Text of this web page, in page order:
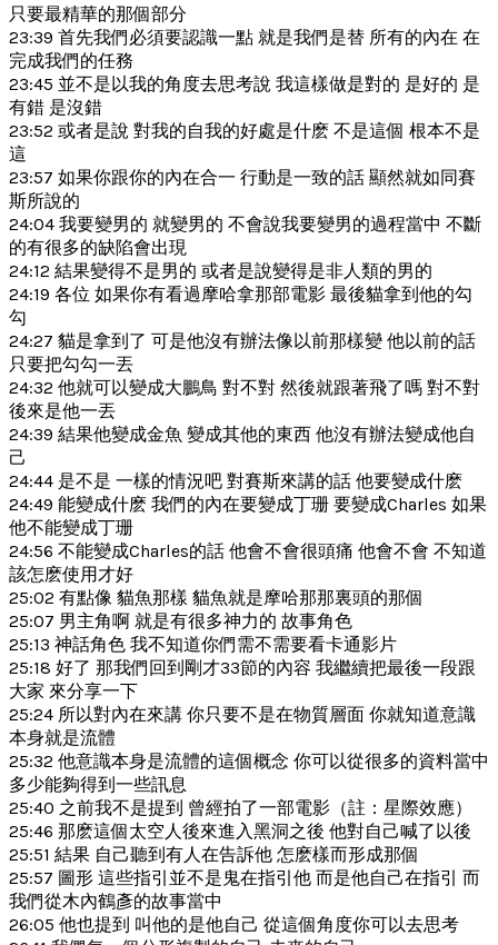
只要最精華的那個部分
23:39 首先我們必須要認識一點 就是我們是替 所有的內在 在
完成我們的任務
23:45 並不是以我的角度去思考說 我這樣做是對的 是好的 是
有錯 是沒錯
23:52 或者是說 對我的自我的好處是什麽 不是這個 根本不是
這
23:57 如果你跟你的內在合一 行動是一致的話 顯然就如同賽
斯所說的
24:04 我要變男的 就變男的 不會說我要變男的過程當中 不斷
的有很多的缺陷會出現
24:12 結果變得不是男的 或者是說變得是非人類的男的
24:19 各位 如果你有看過摩哈拿那部電影 最後貓拿到他的勾
勾
24:27 貓是拿到了 可是他沒有辦法像以前那樣變 他以前的話
只要把勾勾一丟
24:32 他就可以變成大鵬鳥 對不對 然後就跟著飛了嗎 對不對
後來是他一丟
24:39 結果他變成金魚 變成其他的東西 他沒有辦法變成他自
己
24:44 是不是 一樣的情況吧 對賽斯來講的話 他要變成什麽
24:49 能變成什麽 我們的內在要變成丁珊 要變成Charles 如果
他不能變成丁珊
24:56 不能變成Charles的話 他會不會很頭痛 他會不會 不知道
該怎麽使用才好
25:02 有點像 貓魚那樣 貓魚就是摩哈那那裏頭的那個
25:07 男主角啊 就是有很多神力的 故事角色
25:13 神話角色 我不知道你們需不需要看卡通影片
25:18 好了 那我們回到剛才33節的內容 我繼續把最後一段跟
大家 來分享一下
25:24 所以對內在來講 你只要不是在物質層面 你就知道意識
本身就是流體
25:32 他意識本身是流體的這個概念 你可以從很多的資料當中
多少能夠得到一些訊息
25:40 之前我不是提到 曾經拍了一部電影（註：星際效應）
25:46 那麽這個太空人後來進入黑洞之後 他對自己喊了以後
25:51 結果 自己聽到有人在告訴他 怎麽樣而形成那個
25:57 圖形 這些指引並不是鬼在指引他 而是他自己在指引 而
我們從木內鶴彥的故事當中
26:05 他也提到 叫他的是他自己 從這個角度你可以去思考